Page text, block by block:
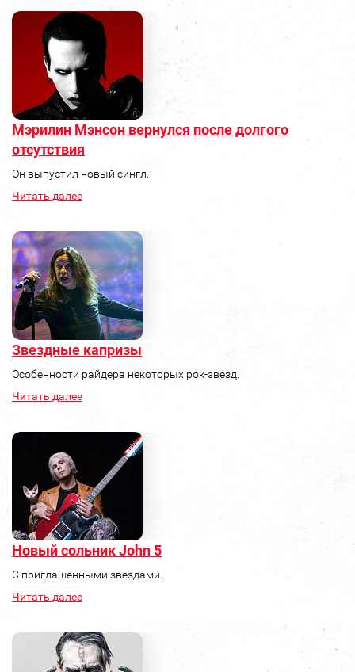
Мэрилин Мэнсон вернулся после долгого
отсутствия
Он выпустил новый сингл.
Читать далее
Звездные капризы
Особенности райдера некоторых рок-звезд.
Читать далее
Новый сольник John 5
С приглашенными звездами.
Читать далее